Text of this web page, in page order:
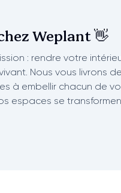
Weplant 👋
: rendre votre
Nous vous livrons
à embellir chacun de
espaces se